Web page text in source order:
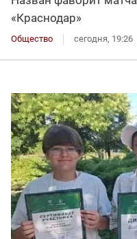
«Краснодар»
Общество сегодня, 19:26